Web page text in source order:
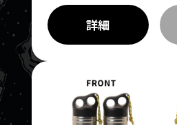
詳細